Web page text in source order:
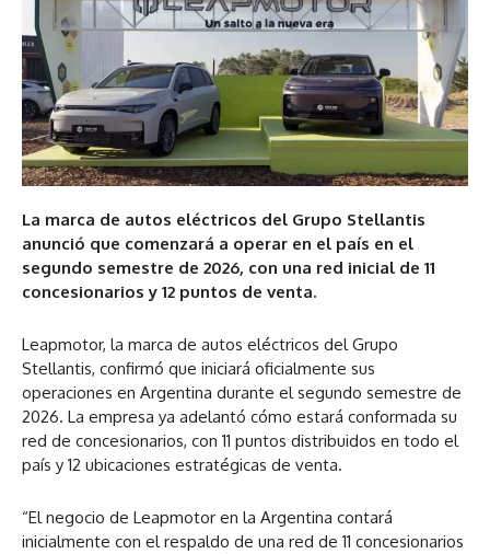
La marca de autos eléctricos del Grupo Stellantis
anunció que comenzará a operar en el país en el
segundo semestre de 2026, con una red inicial de 11
concesionarios y 12 puntos de venta.
Leapmotor, la marca de autos eléctricos del Grupo
Stellantis, confirmó que iniciará oficialmente sus
operaciones en Argentina durante el segundo semestre de
2026. La empresa ya adelantó cómo estará conformada su
red de concesionarios, con 11 puntos distribuidos en todo el
país y 12 ubicaciones estratégicas de venta.
“El negocio de Leapmotor en la Argentina contará
inicialmente con el respaldo de una red de 11 concesionarios